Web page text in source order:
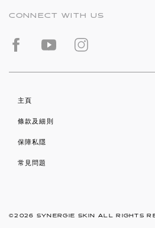
CONNECT WITH US
主頁
條款及細則
保障私隱
常見問題
©2026 SYNERGIE SKIN ALL RIGHTS